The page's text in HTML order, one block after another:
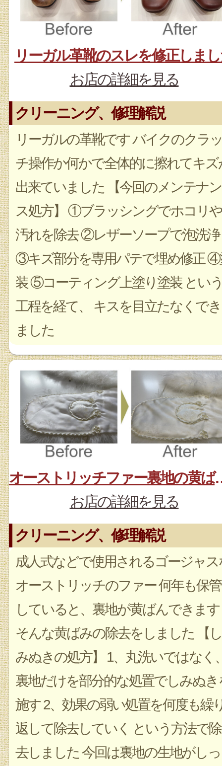
リーガル革靴のスレを修正しま
お店の詳細を見る
クリーニング、修理解説
リーガルの革靴です バイクのクラッ
チ操作か何かで全体的に擦れてキズ
出来ていました 【今回のメンテナン
ス処方】 ①ブラッシングでホコリや
汚れを除去 ②レザーソープで泡洗浄
③キズ部分を専用パテで埋め修正 ④
装 ⑤コーティング上塗り塗装 とい
工程を経て、 キスを目立たなくでき
ました
オーストリ
お店の詳細を見る
クリーニング、修理解説
成人式などで使用されるゴージャス
オーストリッチのファー 何年も保管
していると、裏地が黄ばんできます
そんな黄ばみの除去をしました 【し
みぬきの処方】 1、丸洗いではなく
裏地だけを部分的な処置でしみぬき
施す 2、効果の弱い処置を何度も繰
返して除去していく という方法で除
去しました 今回は裏地の生地がしっ